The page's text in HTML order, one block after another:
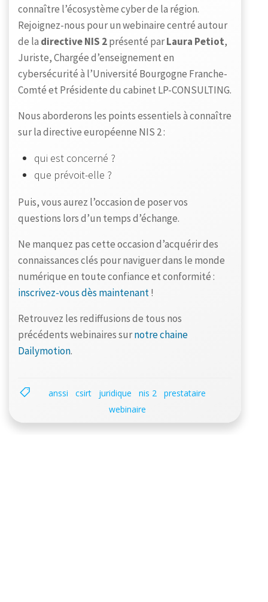
connaître l’écosystème cyber de la région.
Rejoignez-nous pour un webinaire centré autour
de la directive NIS 2présenté parLaura Petiot,
Juriste, Chargée d’enseignement en
cybersécurité à l’Université Bourgogne Franche-
Comté et Présidente du cabinet LP-CONSULTING.
Nous aborderons les points essentiels à connaître
sur la directive européenne NIS 2 :
qui est concerné ?
que prévoit-elle ?
Puis, vous aurez l’occasion de poser vos
questions lors d’un temps d’échange.
Ne manquez pas cette occasion d’acquérir des
connaissances clés pour naviguer dans le monde
numérique en toute confiance et conformité :
inscrivez-vous dès maintenant!
Retrouvez les rediffusions de tous nos
précédents webinaires surnotre chaine
Dailymotion.
anssi csirt juridique nis 2
prestataire
webinaire